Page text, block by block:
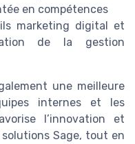
en compétences
marketing digital et
de la gestion
une meilleure
internes et les
l’innovation et
solutions Sage, tout en